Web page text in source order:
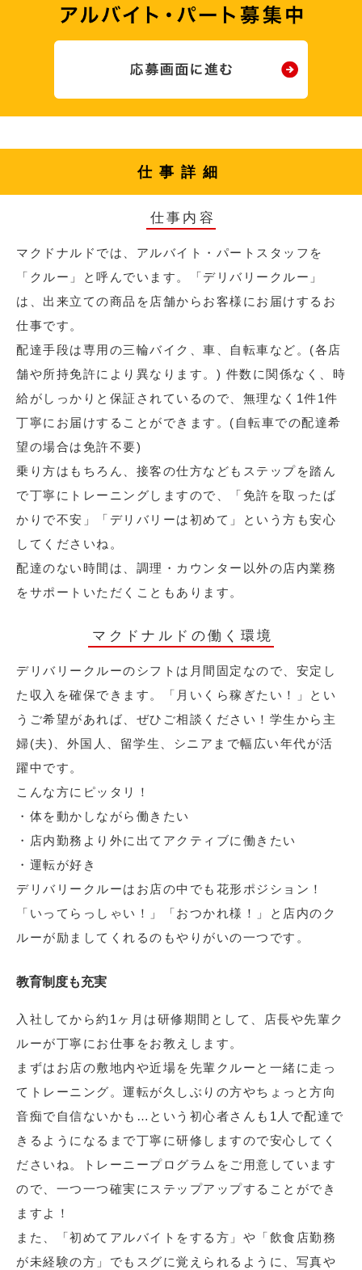
仕事詳細
仕事内容
マクドナルドでは、アルバイト・パートスタッフを
「クルー」と呼んでいます。「デリバリークルー」
は、出来立ての商品を店舗からお客様にお届けするお
仕事です。
配達手段は専用の三輪バイク、車、自転車など。(各店
舗や所持免許により異なります。) 件数に関係なく、時
給がしっかりと保証されているので、無理なく1件1件
丁寧にお届けすることができます。(自転車での配達希
望の場合は免許不要)
乗り方はもちろん、接客の仕方などもステップを踏ん
で丁寧にトレーニングしますので、「免許を取ったば
かりで不安」「デリバリーは初めて」という方も安心
してくださいね。
配達のない時間は、調理・カウンター以外の店内業務
をサポートいただくこともあります。
マクドナルドの働く環境
デリバリークルーのシフトは月間固定なので、安定し
た収入を確保できます。「月いくら稼ぎたい！」とい
うご希望があれば、ぜひご相談ください！学生から主
婦(夫)、外国人、留学生、シニアまで幅広い年代が活
躍中です。
こんな方にピッタリ！
・体を動かしながら働きたい
・店内勤務より外に出てアクティブに働きたい
・運転が好き
デリバリークルーはお店の中でも花形ポジション！
「いってらっしゃい！」「おつかれ様！」と店内のク
ルーが励ましてくれるのもやりがいの一つです。
教育制度も充実
入社してから約1ヶ月は研修期間として、店長や先輩ク
ルーが丁寧にお仕事をお教えします。
まずはお店の敷地内や近場を先輩クルーと一緒に走っ
てトレーニング。運転が久しぶりの方やちょっと方向
音痴で自信ないかも…という初心者さんも1人で配達で
きるようになるまで丁寧に研修しますので安心してく
ださいね。トレーニープログラムをご用意しています
ので、一つ一つ確実にステップアップすることができ
ますよ！
また、「初めてアルバイトをする方」や「飲食店勤務
が未経験の方」でもスグに覚えられるように、写真や